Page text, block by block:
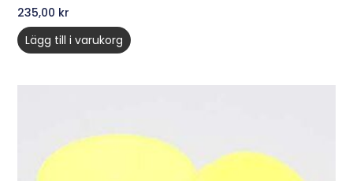
235,00 kr
Lägg till i varukorg